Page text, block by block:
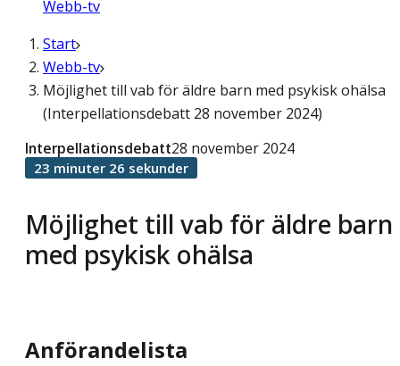
Webb-tv
Start
Webb-tv
Möjlighet till vab för äldre barn med psykisk ohälsa
(Interpellationsdebatt 28 november 2024)
Möjlighet till vab för äldre barn
med psykisk ohälsa
Interpellationsdebatt28 november 2024
23 minuter 26 sekunder
Anförandelista